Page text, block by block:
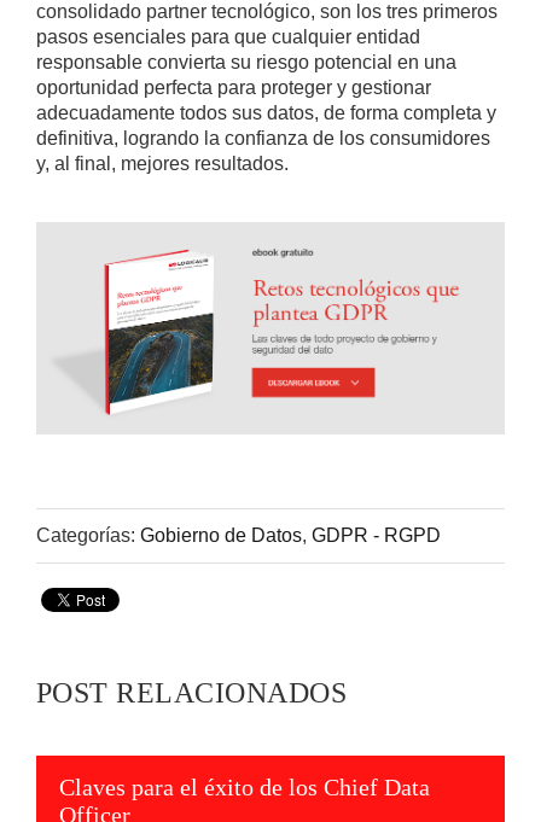
consolidado partner tecnológico, son los tres primeros
pasos esenciales para que cualquier entidad
responsable convierta su riesgo potencial en una
oportunidad perfecta para proteger y gestionar
adecuadamente todos sus datos, de forma completa y
definitiva, logrando la confianza de los consumidores
y, al final, mejores resultados.
Categorías: Gobierno de Datos, GDPR - RGPD
POST RELACIONADOS
Claves para el éxito de los Chief Data
Officer